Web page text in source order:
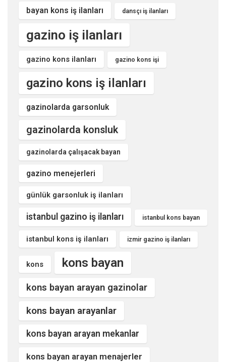
bayan kons iş ilanları dansçı iş ilanları
gazino iş ilanları
gazino kons ilanları gazino kons işi
gazino kons iş ilanları
gazinolarda garsonluk
gazinolarda konsluk
gazinolarda çalışacak bayan
gazino menejerleri
günlük garsonluk iş ilanları
istanbul gazino iş ilanları istanbul kons bayan
istanbul kons iş ilanları izmir gazino iş ilanları
kons kons bayan
kons bayan arayan gazinolar
kons bayan arayanlar
kons bayan arayan mekanlar
kons bayan arayan menajerler